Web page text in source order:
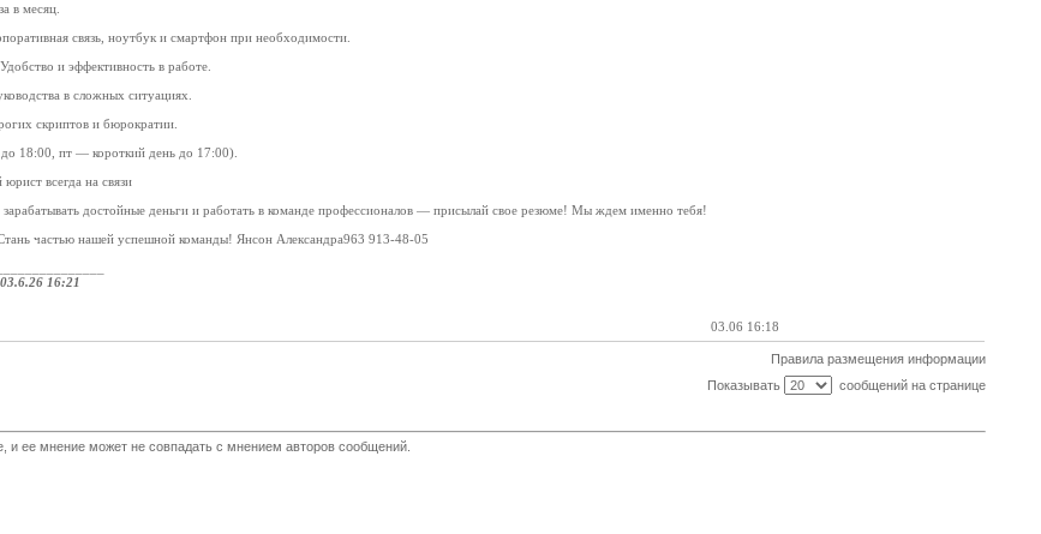
в месяц.
связь, ноутбук и смартфон при необходимости.
и эффективность в работе.
в сложных ситуациях.
скриптов и бюрократии.
18:00, пт — короткий день до 17:00).
всегда на связи
зарабатывать достойные деньги и работать в команде профессионалов — присылай свое резюме! Мы ждем именно тебя!
частью нашей успешной команды! Янсон Александра963 913-48-05
03.6.26 16:21
03.06 16:18
Правила размещения информации
Показывать
сообщений на странице
ее мнение может не совпадать с мнением авторов сообщений.